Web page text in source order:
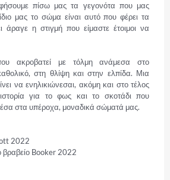
πίσω μας τα γεγονότα που μας
μας το σώμα είναι αυτό που φέρει τα
άραγε η στιγμή που είμαστε έτοιμοι να
ακροβατεί με τόλμη ανάμεσα στο
στη θλίψη και στην ελπίδα. Μια
να ενηλικιώνεσαι, ακόμη και στο τέλος
για το φως και το σκοτάδι που
στα υπέροχα, μοναδικά σώματά μας.
2022
βραβείο Booker 2022